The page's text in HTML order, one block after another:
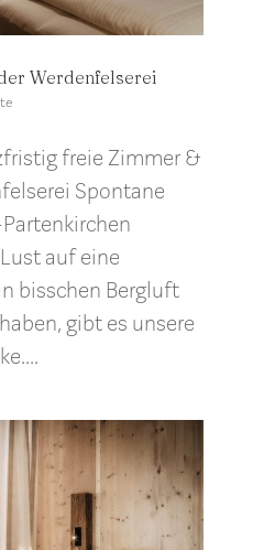
Werdenfelserei
freie Zimmer &
Spontane
auf eine
bisschen Bergluft
gibt es unsere